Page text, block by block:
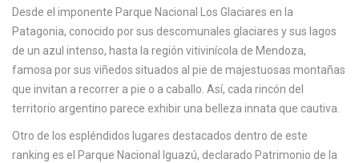
Desde el imponente Parque Nacional Los Glaciares en la
Patagonia, conocido por sus descomunales glaciares y sus lagos
de un azul intenso, hasta la región vitivinícola de Mendoza,
famosa por sus viñedos situados al pie de majestuosas montañas
que invitan a recorrer a pie o a caballo. Así, cada rincón del
territorio argentino parece exhibir una belleza innata que cautiva.
Otro de los espléndidos lugares destacados dentro de este
ranking es el Parque Nacional Iguazú, declarado Patrimonio de la